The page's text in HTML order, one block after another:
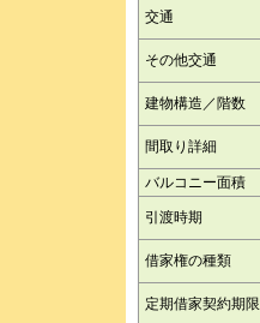
交通
その他交通
建物構造／階数
間取り詳細
バルコニー面積
引渡時期
借家権の種類
定期借家契約期限